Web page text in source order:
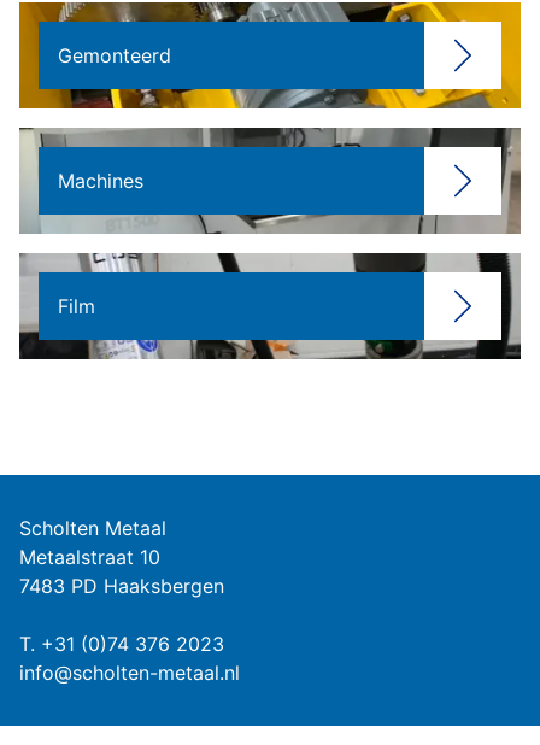
Gemonteerd
Machines
Film
Scholten Metaal
Metaalstraat 10
7483 PD Haaksbergen
T. +31 (0)74 376 2023
info@scholten-metaal.nl